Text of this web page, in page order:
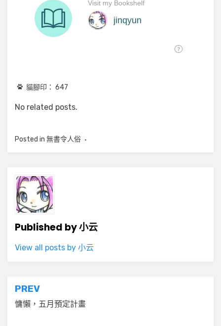
貓腳印： 647
No related posts.
Posted in 無書令人俗
Published by小云
View all posts by 小云
文
章
PREV
慵懶，五月預定計畫